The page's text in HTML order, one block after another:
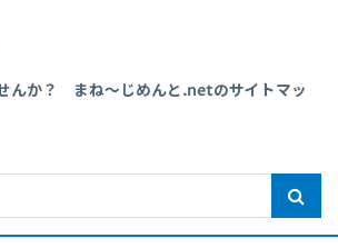
んか？ まね～じめんと.netのサイトマッ